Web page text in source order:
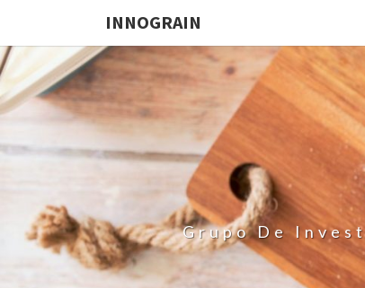
INNOGRAIN
Grupo De